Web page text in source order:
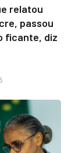
relatou
passou
ficante, diz